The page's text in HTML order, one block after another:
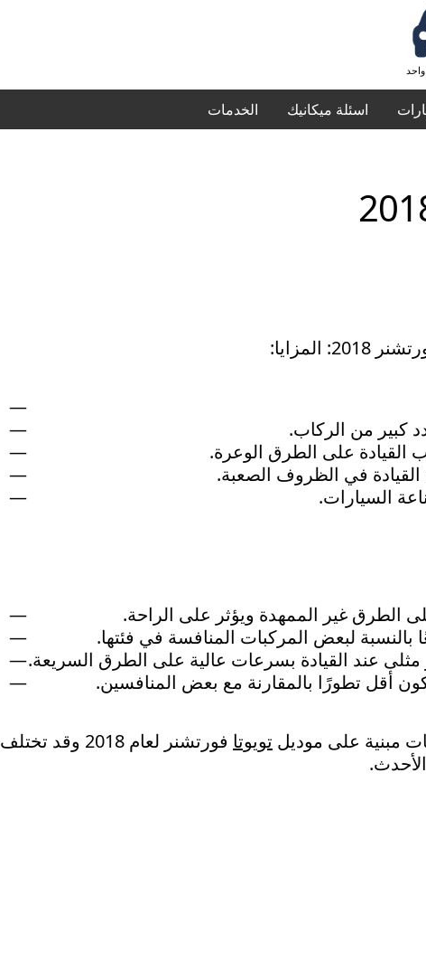
اسئلة ميكانيك الخدمات
2018: المزايا:
كبير من الركاب.
القيادة على الطرق الوعرة.
القيادة في الظروف الصعبة.
السيارات.
الطرق غير الممهدة ويؤثر على الراحة.
بالنسبة لبعض المركبات المنافسة في فئتها.
عند القيادة بسرعات عالية على الطرق السريعة.
أقل تطورًا بالمقارنة مع بعض المنافسين.
مبنية على موديل تويوتا
فورتشنر لعام 2018 وقد تختلف